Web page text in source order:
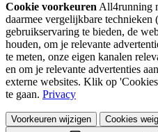
Cookie voorkeuren All4running
daarmee vergelijkbare
gebruikservaring te bieden, de
houden, om je relevante
te meten, onze eigen kanalen
en om je relevante advertenties
externe websites. Klik op
te gaan. Privacy
Voorkeuren wijzigen Cookies